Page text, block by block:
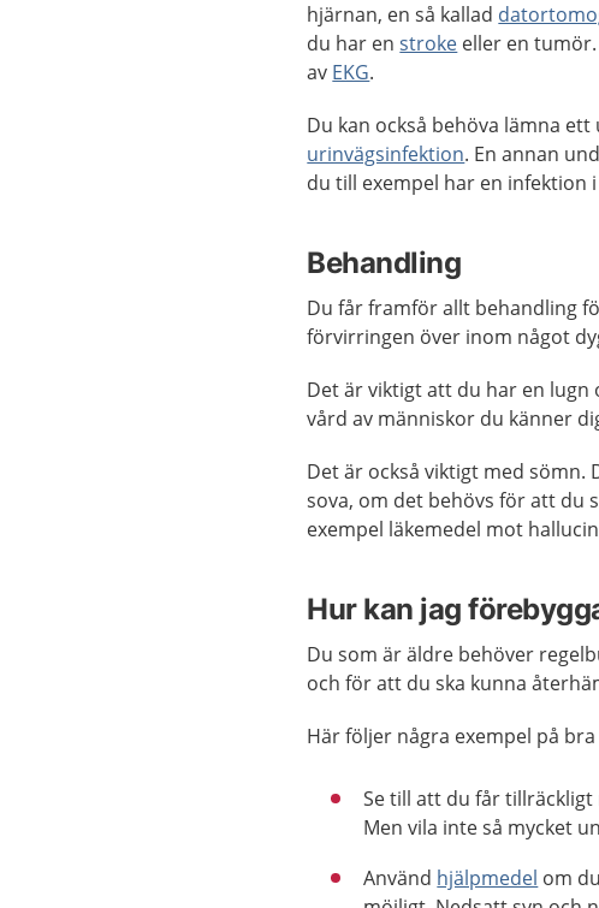
hjärnan, en så kallad
du har enstroke eller en
av EKG.
Du kan också behöva lämna
urinvägsinfektion. En annan
du till exempel har en infektion
Behandling
Du får framför allt behandling
förvirringen över inom något
Det är viktigt att du har en
vård av människor du känner
Det är också viktigt med sömn.
sova, om det behövs för att du
exempel läkemedel mot
Hur kan jag
Du som är äldre behöver
och för att du ska kunna
Här följer några exempel på
Se till att du får
Men vila inte så mycket
Använd hjälpmedel om